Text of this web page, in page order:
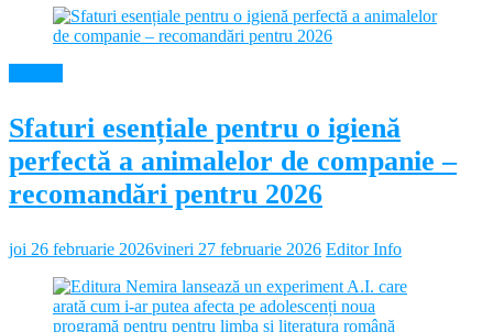
Sfaturi esențiale pentru o igienă
perfectă a animalelor de companie –
recomandări pentru 2026
joi 26 februarie 2026vineri 27 februarie 2026 Editor Info